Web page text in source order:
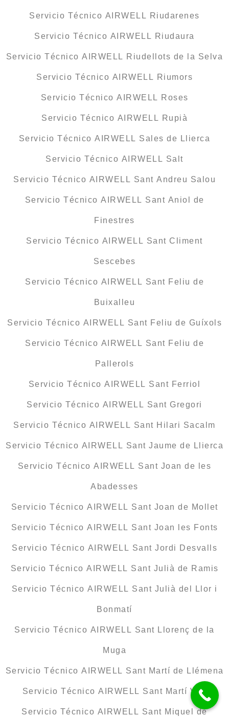
Servicio Técnico AIRWELL Riudarenes
Servicio Técnico AIRWELL Riudaura
Servicio Técnico AIRWELL Riudellots de la Selva
Servicio Técnico AIRWELL Riumors
Servicio Técnico AIRWELL Roses
Servicio Técnico AIRWELL Rupià
Servicio Técnico AIRWELL Sales de Llierca
Servicio Técnico AIRWELL Salt
Servicio Técnico AIRWELL Sant Andreu Salou
Servicio Técnico AIRWELL Sant Aniol de
Finestres
Servicio Técnico AIRWELL Sant Climent
Sescebes
Servicio Técnico AIRWELL Sant Feliu de
Buixalleu
Servicio Técnico AIRWELL Sant Feliu de Guíxols
Servicio Técnico AIRWELL Sant Feliu de
Pallerols
Servicio Técnico AIRWELL Sant Ferriol
Servicio Técnico AIRWELL Sant Gregori
Servicio Técnico AIRWELL Sant Hilari Sacalm
Servicio Técnico AIRWELL Sant Jaume de Llierca
Servicio Técnico AIRWELL Sant Joan de les
Abadesses
Servicio Técnico AIRWELL Sant Joan de Mollet
Servicio Técnico AIRWELL Sant Joan les Fonts
Servicio Técnico AIRWELL Sant Jordi Desvalls
Servicio Técnico AIRWELL Sant Julià de Ramis
Servicio Técnico AIRWELL Sant Julià del Llor i
Bonmatí
Servicio Técnico AIRWELL Sant Llorenç de la
Muga
Servicio Técnico AIRWELL Sant Martí de Llémena
Servicio Técnico AIRWELL Sant Martí Vell
Servicio Técnico AIRWELL Sant Miquel de